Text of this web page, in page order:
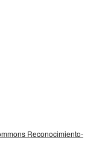
Reconocimiento-